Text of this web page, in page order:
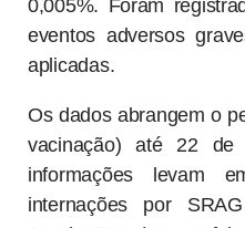
a Covid-19 expondo
grave à vacina
0,005%. Foram
eventos adversos
aplicadas.
Os dados abrangem o
vacinação) até 22